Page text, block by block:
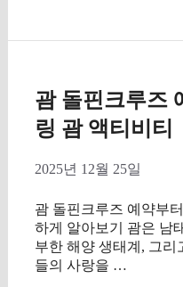
괌 돌핀크루즈
링 괌 액티비티
2025년 12월 25일
괌 돌핀크루즈 예약부
하게 알아보기 괌은 남
부한 해양 생태계, 그리
들의 사랑을 …